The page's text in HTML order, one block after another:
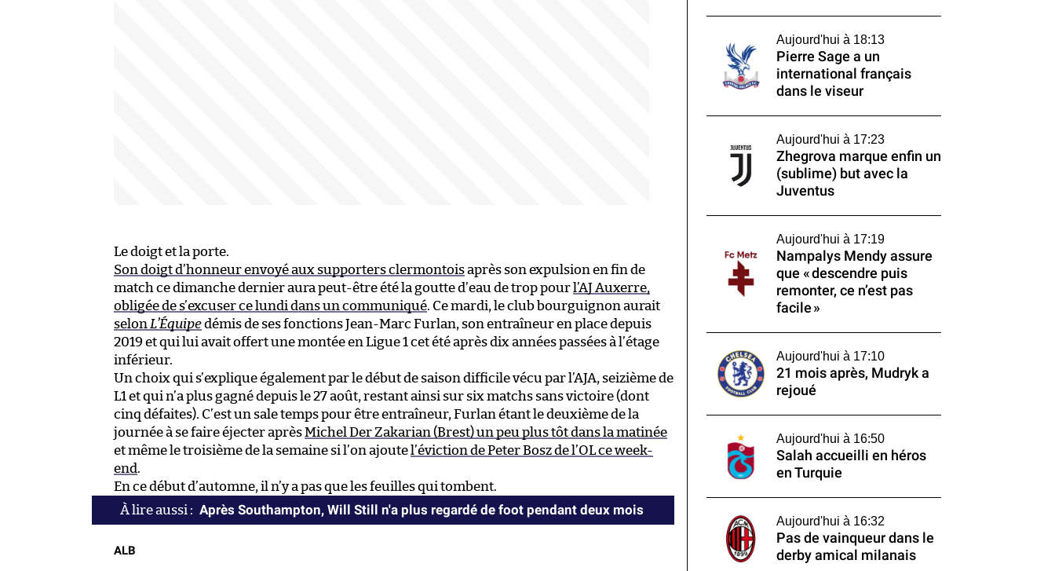
Le doigt et la porte.
Son doigt d’honneur envoyé aux supporters clermontoisaprès son expulsion en fin de
match ce dimanche dernier aura peut-être été la goutte d’eau de trop pour l’AJ Auxerre,
obligée de s’excuser ce lundi dans un communiqué. Ce mardi, le club bourguignon aurait
selon L’Équipedémis de ses fonctions Jean-Marc Furlan, son entraîneur en place depuis
2019 et qui lui avait offert une montée en Ligue 1 cet été après dix années passées à l’étage
inférieur.
Un choix qui s’explique également par le début de saison difficile vécu par l’AJA, seizième de
L1 et qui n’a plus gagné depuis le 27 août, restant ainsi sur six matchs sans victoire (dont
cinq défaites). C’est un sale temps pour être entraîneur, Furlan étant le deuxième de la
journée à se faire éjecter aprèsMichel Der Zakarian (Brest) un peu plus tôt dans la matinée
et même le troisième de la semaine si l’on ajoute l’éviction de Peter Bosz de l’OL ce week-
end .
En ce début d’automne, il n’y a pas que les feuilles qui tombent.
Après Southampton, Will Still n'a plus regardé de foot pendant deux mois
ALB
Aujourd'hui à 18:13
Pierre Sage a un
international français
dans le viseur
Aujourd'hui à 17:23
Zhegrova marque enfin un
(sublime) but avec la
Juventus
Aujourd'hui à 17:19
Nampalys Mendy assure
que « descendre puis
remonter, ce n’est pas
facile »
Aujourd'hui à 17:10
21 mois après, Mudryk a
rejoué
Aujourd'hui à 16:50
Salah accueilli en héros
en Turquie
Aujourd'hui à 16:32
Pas de vainqueur dans le
derby amical milanais